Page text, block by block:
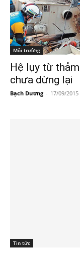
Môi trường
Hệ lụy từ
chưa dừng lại
Bạch Dương - 17/09/2015
Tin tức